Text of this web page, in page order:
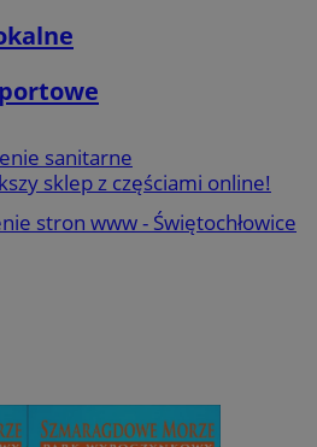
sanitarne
sklep z częściami online!
stron www - Świętochłowice